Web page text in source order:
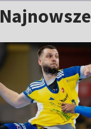
Najnowsze